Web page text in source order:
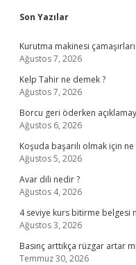
Sidebar
Son Yazılar
Kurutma makinesi
Ağustos 7, 2026
Kelp Tahir ne demek ?
Ağustos 7, 2026
Borcu geri öderken
Ağustos 6, 2026
Koşuda başarılı olmak için ne
Ağustos 5, 2026
Avar dili nedir ?
Ağustos 4, 2026
4 seviye kurs bitirme belgesi
Ağustos 3, 2026
Basınç arttıkça rüzgar artar
Temmuz 30, 2026